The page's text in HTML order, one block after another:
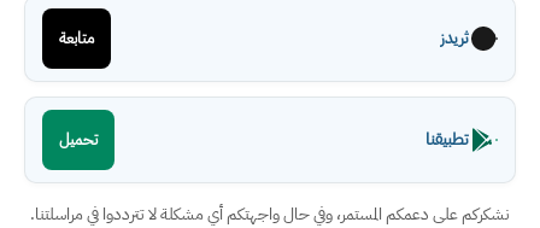
ثريدز متابعة
تطبيقنا تحميل
نشكركم على دعمكم المستمر، وفي حال واجهتكم أي مشكلة لا تترددوا في مراسلتنا.